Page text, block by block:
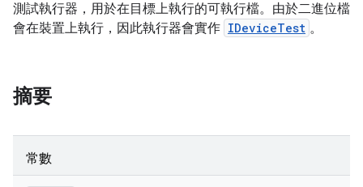
測試執行器，用於在目標上執行的可執行檔。由於二進位檔
會在裝置上執行，因此執行器會實作 IDeviceTest 。
摘要
常數